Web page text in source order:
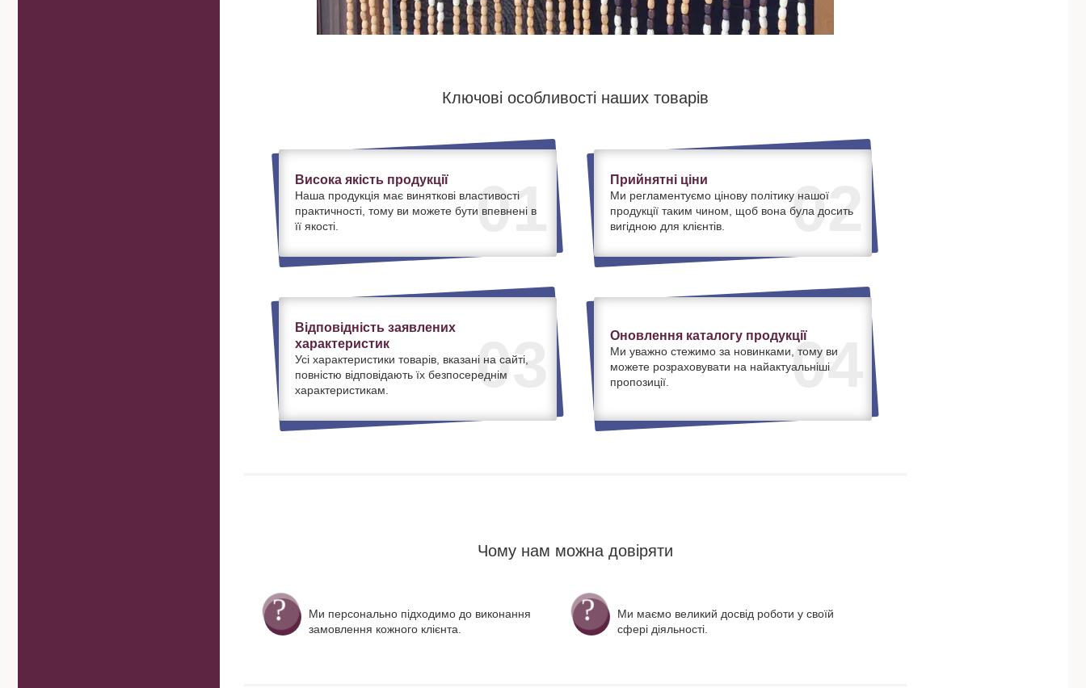
Ключові особливості наших товарів
01
Висока якість продукції
Наша продукція має виняткові властивості
практичності, тому ви можете бути впевнені в
її якості.
02
Прийнятні ціни
Ми регламентуємо цінову політику нашої
продукції таким чином, щоб вона була досить
вигідною для клієнтів.
03
Відповідність заявлених
характеристик
Усі характеристики товарів, вказані на сайті,
повністю відповідають їх безпосереднім
характеристикам.
04
Оновлення каталогу продукції
Ми уважно стежимо за новинками, тому ви
можете розраховувати на найактуальніші
пропозиції.
Чому нам можна довіряти
Ми персонально підходимо до виконання
замовлення кожного клієнта.
Ми маємо великий досвід роботи у своїй
сфері діяльності.